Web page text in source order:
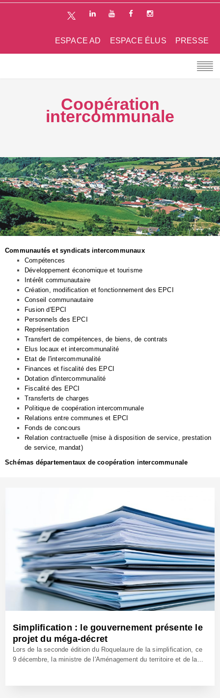
PRESSE
ESPACE ÉLUS
ESPACE AD
Coopération
intercommunale
Communautés et syndicats intercommunaux
Compétences
Développement économique et tourisme
Intérêt communautaire
Création, modification et fonctionnement des EPCI
Conseil communautaire
Fusion d'EPCI
Personnels des EPCI
Représentation
Transfert de compétences, de biens, de contrats
Elus locaux et intercommunalité
Etat de l'intercommunalité
Finances et fiscalité des EPCI
Dotation d'intercommunalité
Fiscalité des EPCI
Transferts de charges
Politique de coopération intercommunale
Relations entre communes et EPCI
Fonds de concours
Relation contractuelle (mise à disposition de service, prestation
de service, mandat)
Schémas départementaux de coopération intercommunale
Simplification : le gouvernement présente le
projet du méga-décret
Lors de la seconde édition du Roquelaure de la simplification, ce
9 décembre, la ministre de l'Aménagement du territoire et de la...